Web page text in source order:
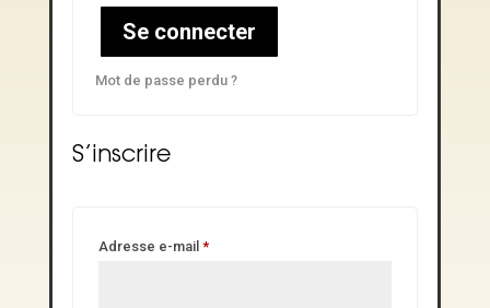
Se connecter
Mot de passe perdu ?
S’inscrire
Adresse e-mail *Obligatoire